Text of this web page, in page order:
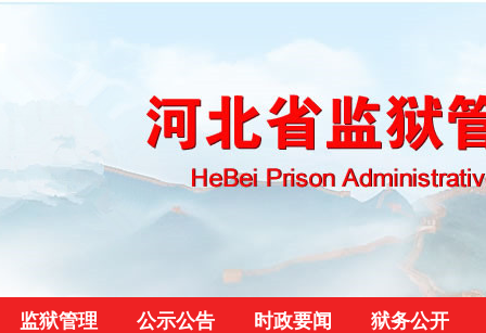
监狱管理 公示公告 时政要闻 狱务公开